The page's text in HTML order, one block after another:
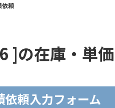
依頼
]の在庫・単
頼入力フォーム